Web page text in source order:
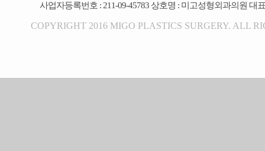
사업자등록번호 : 211-09-45783 상호명 : 미고성형외과의원 대
COPYRIGHT 2016 MIGO PLASTICS SURGERY. ALL